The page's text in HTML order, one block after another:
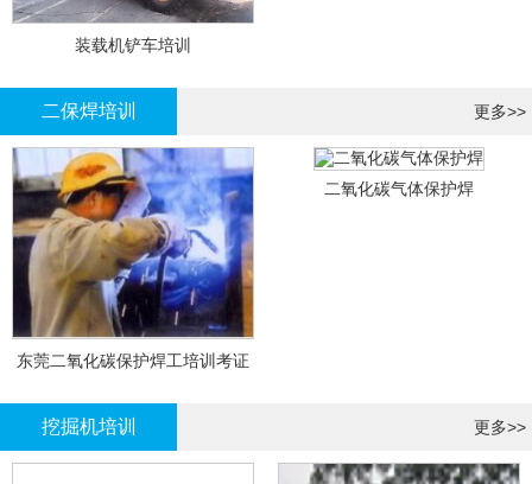
装载机铲车培训
二保焊培训 更多>>
东莞二氧化碳保护焊工培训考证
二氧化碳气体保护焊
挖掘机培训 更多>>